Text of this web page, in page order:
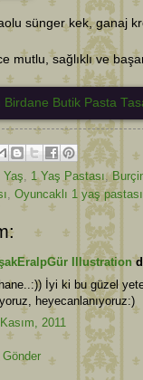
sünger kek, ganaj
mutlu, sağlıklı ve
Yaş, 1 Yaş Pastası,
, Oyuncaklı 1 yaş pastası
Illustration
İyi ki bu güzel
heyecanlanıyoruz:)
2011